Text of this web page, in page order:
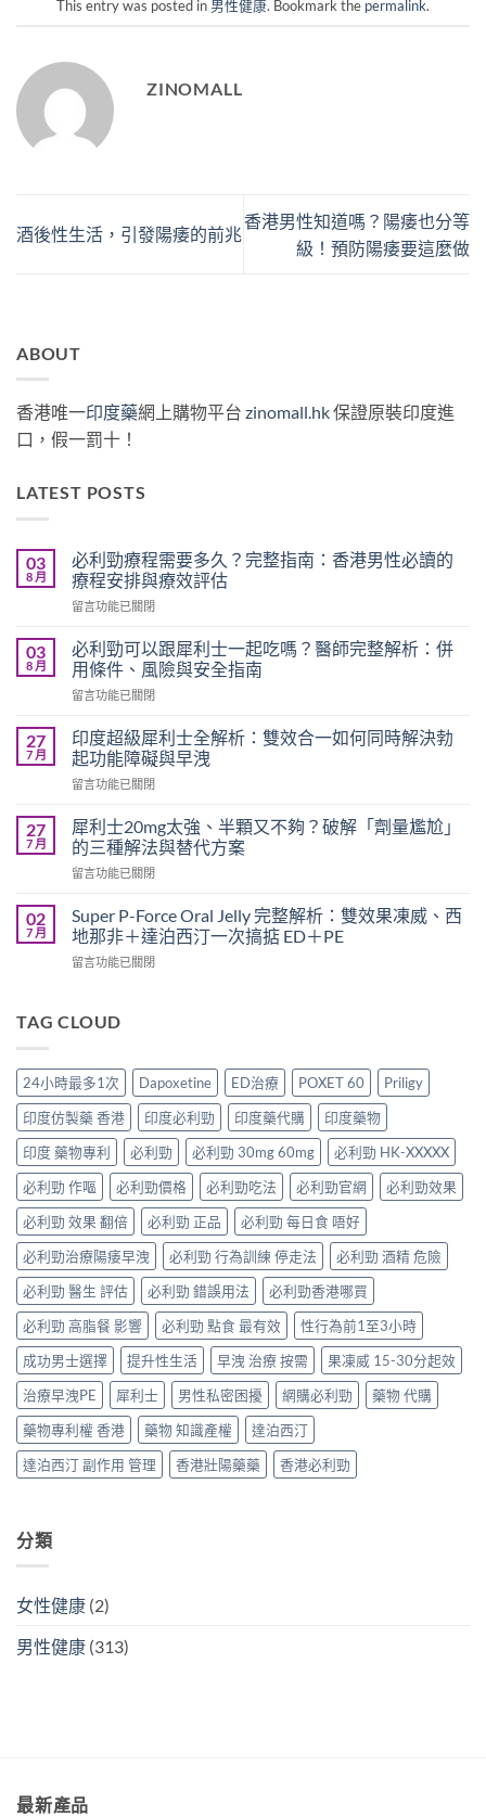
This entry was posted in 男性健康. Bookmark the permalink.
ZINOMALL
酒後性生活，引發陽痿的前兆
香港男性知道嗎？陽痿也分等
級！預防陽痿要這麼做
ABOUT
香港唯一印度藥網上購物平台 zinomall.hk保證原裝印度進
口，假一罰十！
LATEST POSTS
03
8 月
必利勁療程需要多久？完整指南：香港男性必讀的
療程安排與療效評估
在
利
勁
療
程
要
多
久？
完
指
南：
港
性
必
讀
安
與
療
效
評
估〉
中
留言功能已關閉
03
8 月
必利勁可以跟犀利士一起吃嗎？醫師完整解析：併
用條件、風險與安全指南
在
利
勁
可
以
犀
利
士
一
吃
嗎？
師
解
用
條
件、
風
險
與
安
全
指
南〉
中
留言功能已關閉
27
7 月
印度超級犀利士全解析：雙效合一如何同時解決勃
起功能障礙與早洩
在
度
超
級
犀
士
全
解
析：
合
何
同
時
解
決
勃
起
功
能
障
礙
與
早
洩〉
中
留言功能已關閉
27
7 月
犀利士20mg太強、半顆又不夠？破解「劑量尷尬」
的三種解法與替代方案
在
利
士
20mg
太
顆
夠？
破
解
「劑
量
尷
尬」
的
三
種
解
法
與
替
代
方
案〉
中
留言功能已關閉
02
7 月
Super P-Force Oral Jelly 完整解析：雙效果凍威、西
地那非＋達泊西汀一次搞掂 ED＋PE
在
Force
完
整
解
析：
雙
效
果
凍
威、
西
地
那
非
＋
達
泊
西
汀
一
次
搞
掂
ED
留言功能已關閉
TAG CLOUD
24小時最多1次 Dapoxetine ED治療 POXET 60
Priligy
印度仿製藥 香港
印度必利勁 印度藥代購
印度藥物
印度 藥物專利
必利勁 必利勁 30mg 60mg
必利勁 HK-XXXXX
必利勁 作嘔
必利勁價格 必利勁吃法 必利勁官網
必利勁效果
必利勁 效果 翻倍
必利勁 正品
必利勁 每日食 唔好
必利勁治療陽痿早洩
必利勁 行為訓練 停走法
必利勁 酒精 危險
必利勁 醫生 評估
必利勁 錯誤用法
必利勁香港哪買
必利勁 高脂餐 影響
必利勁 點食 最有效
性行為前1至3小時
成功男士選擇
提升性生活 早洩 治療 按需
果凍威 15-30分起效
治療早洩PE
犀利士 男性私密困擾 網購必利勁
藥物 代購
藥物專利權 香港
藥物 知識產權
達泊西汀
達泊西汀 副作用 管理
香港壯陽藥藥 香港必利勁
分類
女性健康 (2)
男性健康 (313)
最新產品